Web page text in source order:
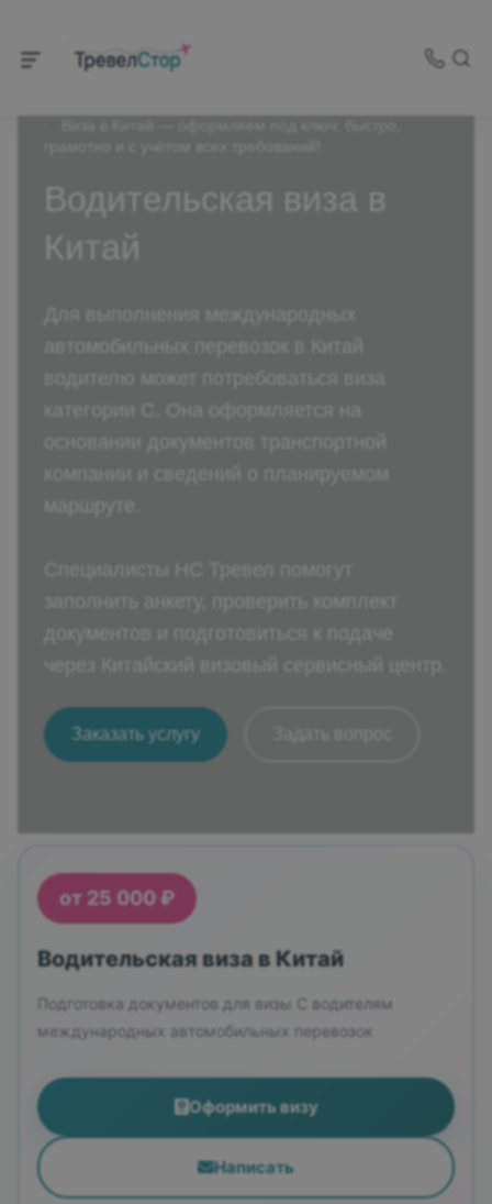
Водительская виза в
Китай
Для выполнения международных
автомобильных перевозок в Китай
водителю может потребоваться виза
категории C. Она оформляется на
основании документов транспортной
компании и сведений о планируемом
маршруте.
Специалисты НС Тревел помогут
заполнить анкету, проверить комплект
документов и подготовиться к подаче
Заказать услугу
от 25 000 ₽
Водительская виза в Китай
Подготовка документов для визы C водителям
международных автомобильных перевозок
Оформить визу
Написать